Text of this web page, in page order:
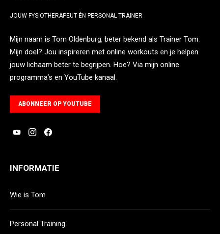
JOUW FYSIOTHERAPEUT ÉN PERSONAL TRAINER
Mijn naam is Tom Oldenburg, beter bekend als Trainer Tom.
Mijn doel? Jou inspireren met online workouts en je helpen
jouw lichaam beter te begrijpen. Hoe? Via mijn online
programma’s en YouTube kanaal.
ABONNEER OP YOUTUBE
INFORMATIE
Wie is Tom
Personal Training